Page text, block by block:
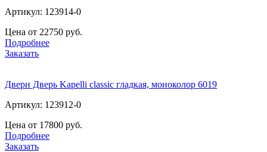
Артикул: 123914-0
Цена от 22750 руб.
Подробнее
Заказать
Двери Дверь Kapelli classic гладкая, моноколор 6019
Артикул: 123912-0
Цена от 17800 руб.
Подробнее
Заказать